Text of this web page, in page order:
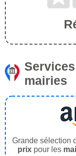
mairies
Grande sélection
prix pour les